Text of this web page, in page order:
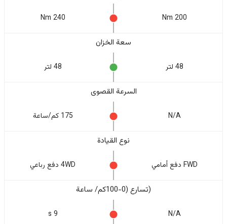
200 Nm
240 Nm
سعة الخزان
48 لتر 48 لتر
السرعة القصوى
N/A 175 كم/ساعة
نوع القيادة
FWD دفع أمامي 4WD دفع رباعي
(تسارع (0-100كم/ ساعة
N/A
9 s